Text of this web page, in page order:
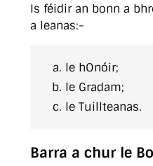
Is féidir an bonn a
a leanas:-
le hOnóir;
le Gradam;
le Tuillteanas.
Barra a chur le